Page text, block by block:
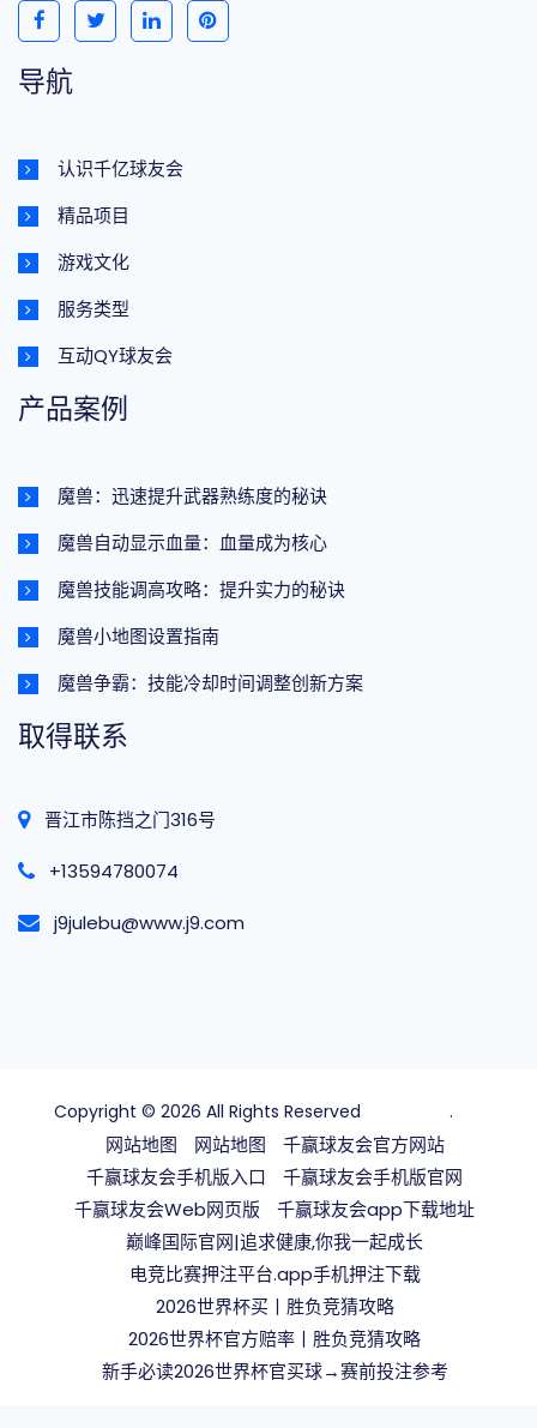
导航
认识千亿球友会
精品项目
游戏文化
服务类型
互动QY球友会
产品案例
魔兽：迅速提升武器熟练度的秘诀
魔兽自动显示血量：血量成为核心
魔兽技能调高攻略：提升实力的秘诀
魔兽小地图设置指南
魔兽争霸：技能冷却时间调整创新方案
取得联系
晋江市陈挡之门316号
+13594780074
j9julebu@www.j9.com
Copyright © 2026 All Rights Reserved .
网站地图 网站地图
千赢球友会官方网站
千赢球友会手机版入口
千赢球友会手机版官网
千赢球友会Web网页版
千赢球友会app下载地址
巅峰国际官网|追求健康,你我一起成长
电竞比赛押注平台.app手机押注下载
2026世界杯买丨胜负竞猜攻略
2026世界杯官方赔率丨胜负竞猜攻略
新手必读2026世界杯官买球→赛前投注参考